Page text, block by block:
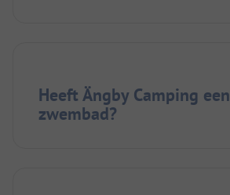
Heeft Ängby Camping een
zwembad?